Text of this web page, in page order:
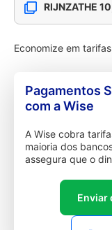
RIJNZATHE
Economize em
Pagamentos
com a Wise
A Wise cobra
maioria dos
assegura que o
Enviar